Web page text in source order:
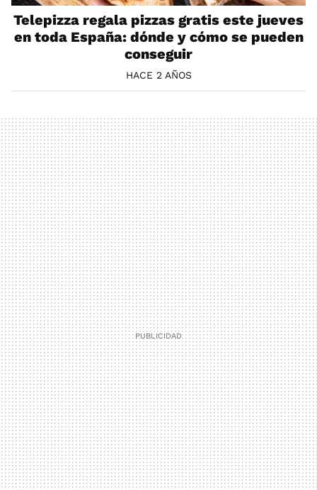
Telepizza regala pizzas gratis este jueves
en toda España: dónde y cómo se pueden
conseguir
HACE 2 AÑOS